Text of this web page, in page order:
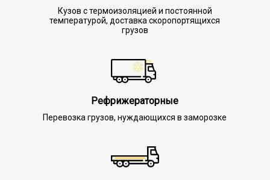
Кузов с термоизоляцией и постоянной
температурой, доставка скоропортящихся
грузов
Рефрижераторные
Перевозка грузов, нуждающихся в заморозке